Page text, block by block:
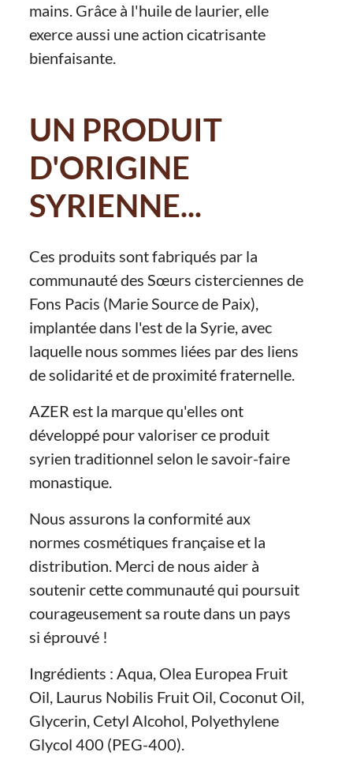
mains. Grâce à l'huile de laurier, elle
exerce aussi une action cicatrisante
bienfaisante.
UN PRODUIT
D'ORIGINE
SYRIENNE...
Ces produits sont fabriqués par la
communauté des Sœurs cisterciennes de
Fons Pacis (Marie Source de Paix),
implantée dans l'est de la Syrie, avec
laquelle nous sommes liées par des liens
de solidarité et de proximité fraternelle.
AZER est la marque qu'elles ont
développé pour valoriser ce produit
syrien traditionnel selon le savoir-faire
monastique.
Nous assurons la conformité aux
normes cosmétiques française et la
distribution. Merci de nous aider à
soutenir cette communauté qui poursuit
courageusement sa route dans un pays
si éprouvé !
Ingrédients : Aqua, Olea Europea Fruit
Oil, Laurus Nobilis Fruit Oil, Coconut Oil,
Glycerin, Cetyl Alcohol, Polyethylene
Glycol 400 (PEG-400).